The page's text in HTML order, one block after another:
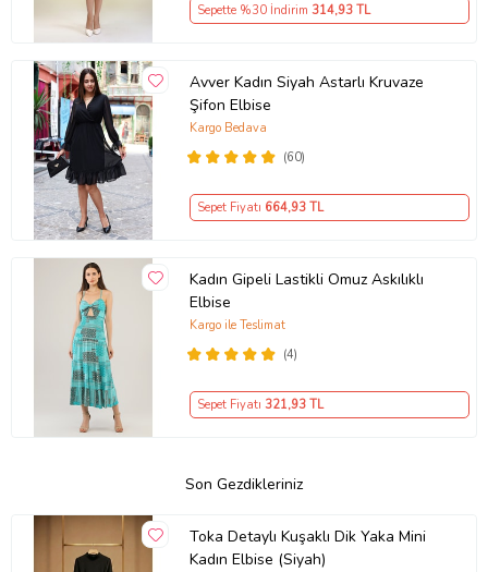
Sepette %30 İndirim 314,93 TL
Avver Kadın Siyah Astarlı Kruvaze
Şifon Elbise
(60)
Kargo Bedava
Sepet Fiyatı 664,93 TL
Kadın Gipeli Lastikli Omuz Askılıklı
Elbise
(4)
Kargo ile Teslimat
Sepet Fiyatı 321,93 TL
Son Gezdikleriniz
Toka Detaylı Kuşaklı Dik Yaka Mini
Kadın Elbise (Siyah)